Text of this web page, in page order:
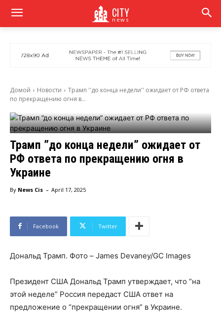
CITY
news
Домой Новости
Трамп ''до конца недели'' ожидает от РФ ответа
по прекращению огня в...
Трамп ”до конца недели” ожидает от
РФ ответа по прекращению огня в
Украине
By News Cis - April 17, 2025
Facebook Twitter
Дональд Трамп. Фото – James Devaney/GC Images
Президент США Дональд Трамп утверждает, что “на
этой неделе” Россия передаст США ответ на
предложение о “прекращении огня” в Украине.